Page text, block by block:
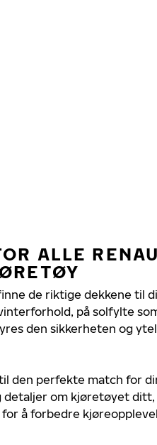
ALLE
de riktige dekkene til
på solfylte
den sikkerheten og
den perfekte match for
detaljer om kjøretøyet
å forbedre